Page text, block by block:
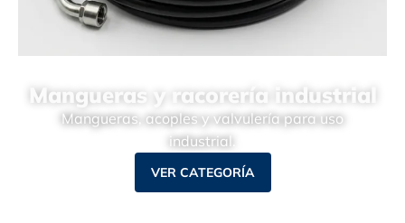
Mangueras y racorería industrial
Mangueras, acoples y valvulería para uso
industrial.
VER CATEGORÍA